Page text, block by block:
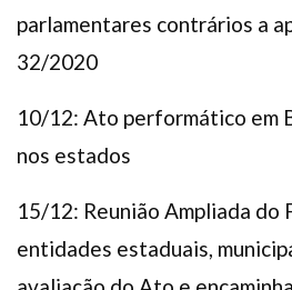
parlamentares contrários a
32/2020
10/12: Ato performático em
nos estados
15/12: Reunião Ampliada do
entidades estaduais,